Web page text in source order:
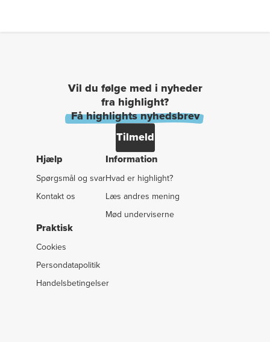
Vil du følge med i nyheder
fra highlight?
Få highlights nyhedsbrev
Tilmeld
Hjælp
Spørgsmål og svar
Kontakt os
Information
Hvad er highlight?
Læs andres mening
Mød underviserne
Praktisk
Cookies
Persondatapolitik
Handelsbetingelser